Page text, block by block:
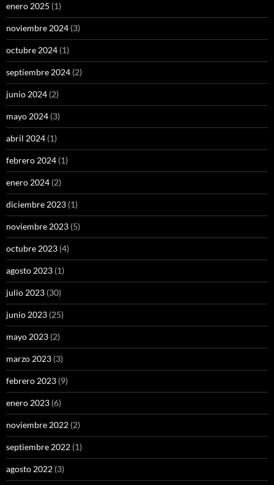
enero 2025 (1)
noviembre 2024 (3)
octubre 2024 (1)
septiembre 2024 (2)
junio 2024 (2)
mayo 2024 (3)
abril 2024 (1)
febrero 2024 (1)
enero 2024 (2)
diciembre 2023 (1)
noviembre 2023 (5)
octubre 2023 (4)
agosto 2023 (1)
julio 2023 (30)
junio 2023 (25)
mayo 2023 (2)
marzo 2023 (3)
febrero 2023 (9)
enero 2023 (6)
noviembre 2022 (2)
septiembre 2022 (1)
agosto 2022 (3)